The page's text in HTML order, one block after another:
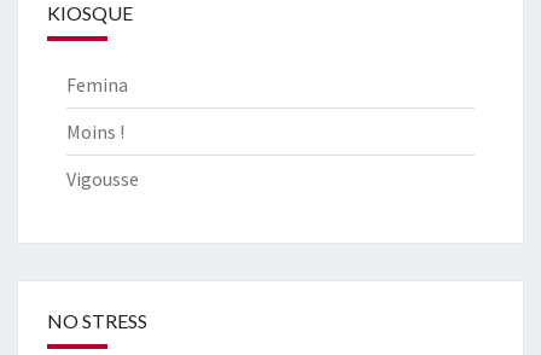
KIOSQUE
Femina
Moins !
Vigousse
NO STRESS